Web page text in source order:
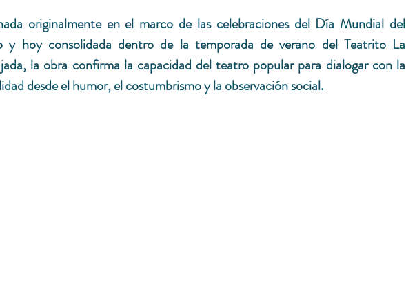
originalmente en el marco de las celebraciones del Día Mundial del
y hoy consolidada dentro de la temporada de verano del Teatrito La
la obra confirma la capacidad del teatro popular para dialogar con la
desde el humor, el costumbrismo y la observación social.